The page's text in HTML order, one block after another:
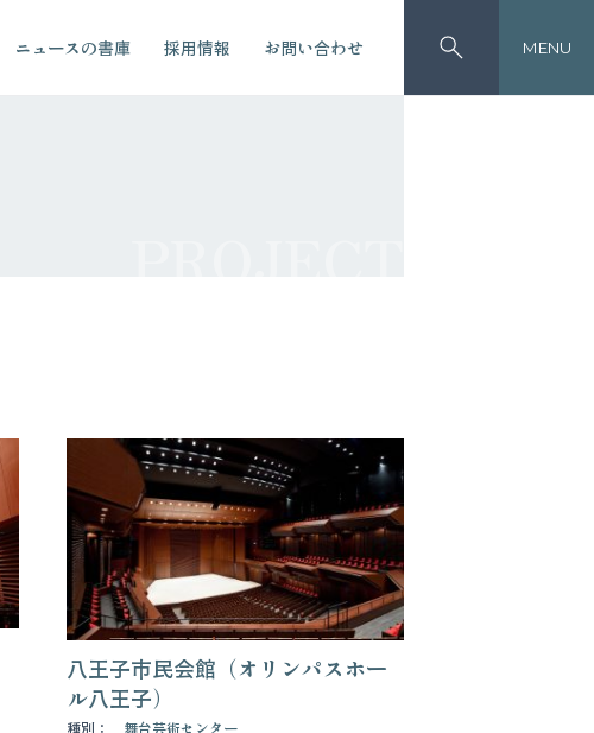
ニュースの書庫 採用情報 お問い合わせ MENU
八王子市民会館（オリンパスホー
ル八王子）
種別：
舞台芸術センター